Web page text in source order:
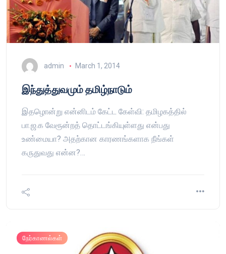
admin March 1, 2014
இந்துத்துவமும் தமிழ்நாடும்
இதழொன்று என்னிடம் கேட்ட கேள்வி: தமிழகத்தில்
பா.ஜ.க வேரூன்றத் தொட்டங்கியுள்ளது என்பது
உண்மையா? அதற்கான காரணங்களாக நீங்கள்
கருதுவது என்ன?…
நேர்காணல்கள்